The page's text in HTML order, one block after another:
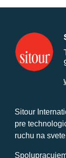
Sitour
pre
ruchu na